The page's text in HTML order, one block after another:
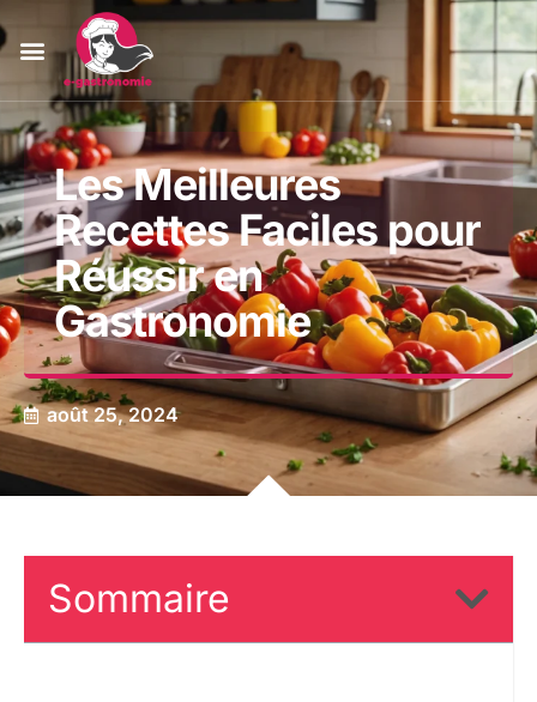
Les Meilleures
Recettes Faciles pour
Réussir en
Gastronomie
août 25, 2024
Sommaire